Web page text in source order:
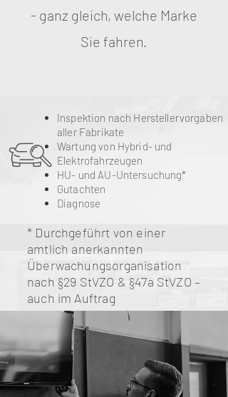
- ganz gleich, welche Marke
Sie fahren.
Inspektion nach Herstellervorgaben
aller Fabrikate
Wartung von Hybrid- und
Elektrofahrzeugen
HU- und AU-Untersuchung*
Gutachten
Diagnose
* Durchgeführt von einer
amtlich anerkannten
Überwachungsorganisation
nach §29 StVZO & §47a StVZO –
auch im Auftrag